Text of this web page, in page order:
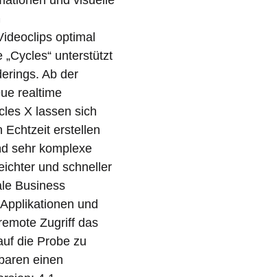
optimal
unterstützt
Ab der
realtime
X lassen sich
Echtzeit erstellen
sehr komplexe
und schneller
Business
und
Zugriff das
die Probe zu
einen